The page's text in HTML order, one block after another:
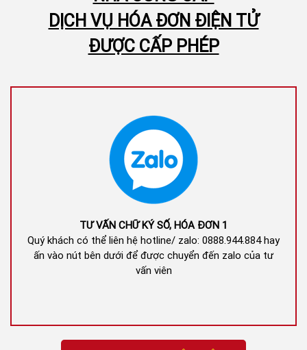
DỊCH VỤ HÓA ĐƠN ĐIỆN TỬ
ĐƯỢC CẤP PHÉP
TƯ VẤN CHỮ KÝ SỐ, HÓA ĐƠN 1
Quý khách có thể liên hệ hotline/ zalo: 0888.944.884 hay
ấn vào nút bên dưới để được chuyển đến zalo của tư
vấn viên